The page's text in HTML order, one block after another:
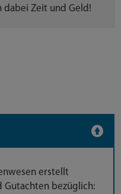
dabei Zeit und Geld!
erstellt
Gutachten bezüglich: